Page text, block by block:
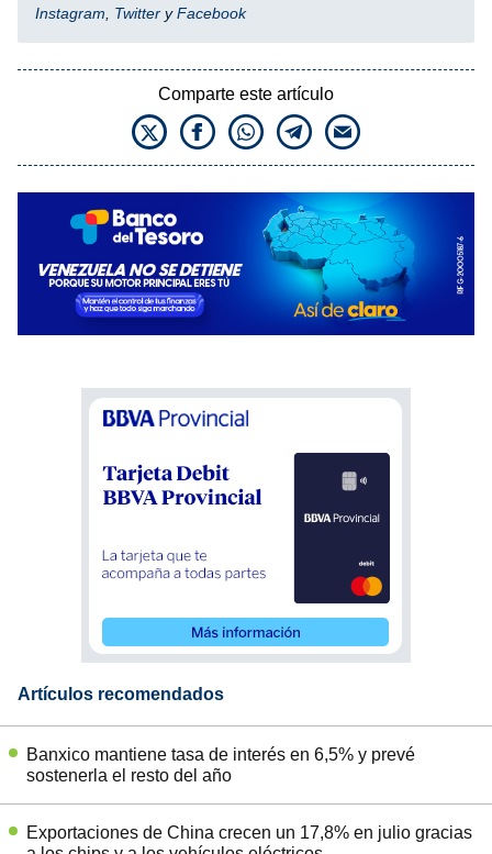
Instagram Twitter yFacebook
Comparte este artículo
Artículos recomendados
Banxico mantiene tasa de interés en 6,5% y prevé
sostenerla el resto del año
Exportaciones de China crecen un 17,8% en julio gracias